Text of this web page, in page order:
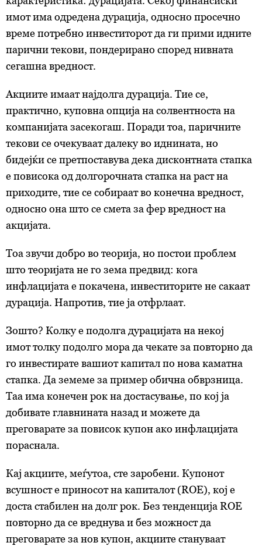
имот има одредена дурација, односно просечно
време потребно инвеститорот да ги прими идните
парични текови, пондерирано според нивната
сегашна вредност.
Акциите имаат најдолга дурација. Тие се,
практично, куповна опција на солвентноста на
компанијата засекогаш. Поради тоа, паричните
текови се очекуваат далеку во иднината, но
бидејќи се претпоставува дека дисконтната стапка
е повисока од долгорочната стапка на раст на
приходите, тие се собираат во конечна вредност,
односно она што се смета за фер вредност на
акцијата.
Тоа звучи добро во теорија, но постои проблем
што теоријата не го зема предвид: кога
инфлацијата е покачена, инвеститорите не сакаат
дурација. Напротив, тие ја отфрлаат.
Зошто? Колку е подолга дурацијата на некој
имот толку подолго мора да чекате за повторно да
го инвестирате вашиот капитал по нова каматна
стапка. Да земеме за пример обична обврзница.
Таа има конечен рок на достасување, по кој ја
добивате главнината назад и можете да
преговарате за повисок купон ако инфлацијата
пораснала.
Кај акциите, меѓутоа, сте заробени. Купонот
всушност е приносот на капиталот (ROE), кој е
доста стабилен на долг рок. Без тенденција ROE
повторно да се вреднува и без можност да
преговарате за нов купон, акциите стануваат